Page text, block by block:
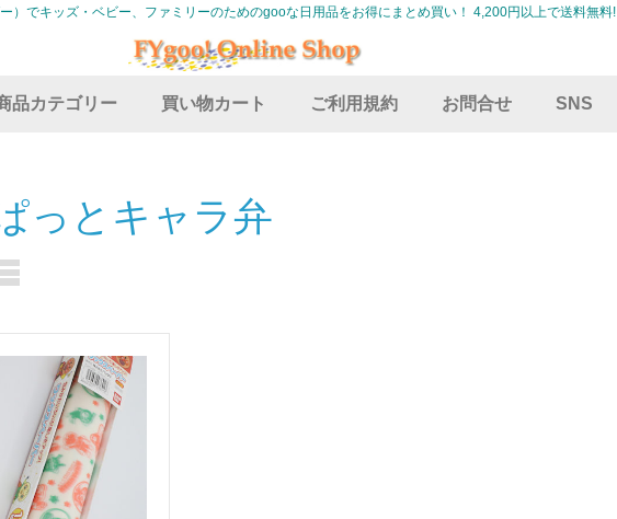
）でキッズ・ベビー、ファミリーのためのgooな日用品をお得にまとめ買い！ 4,200円以上で送料無料!
品カテゴリー 買い物カート ご利用規約 お問合せ SNS
っとキャラ弁